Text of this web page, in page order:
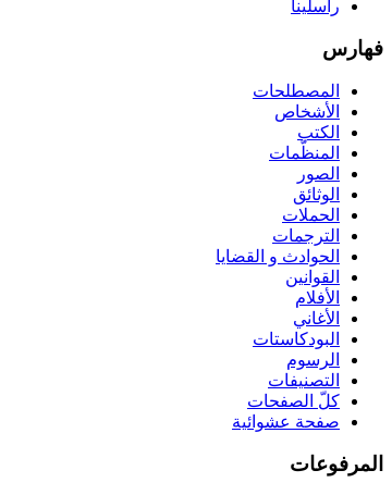
راسلينا
فهارس
المصطلحات
الأشخاص
الكتب
المنظّمات
الصور
الوثائق
الحملات
الترجمات
الحوادث و القضايا
القوانين
الأفلام
الأغاني
البودكاستات
الرسوم
التصنيفات
كلّ الصفحات
صفحة عشوائية
المرفوعات